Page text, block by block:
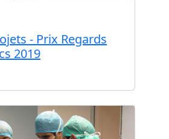
- Prix Regards
2019